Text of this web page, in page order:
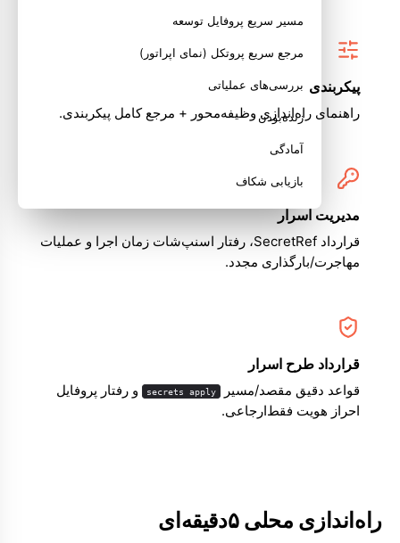
پیکربندی
راهنمای راه‌اندازی وظیفه‌محور + مرجع کامل پیکربندی.
مدیریت اسرار
قرارداد SecretRef، رفتار اسنپ‌شات زمان اجرا و عملیات
مهاجرت/بارگذاری مجدد.
قرارداد طرح اسرار
قواعد دقیق مقصد/مسیر secrets apply و رفتار پروفایل
احراز هویت فقط‌ارجاعی.
راه‌اندازی محلی ۵دقیقه‌ای
مسیر سریع پروفایل توسعه
مرجع سریع پروتکل (نمای اپراتور)
بررسی‌های عملیاتی
زنده‌بودن
آمادگی
بازیابی شکاف
نشانه‌های رایج خرابی
تضمین‌های ایمنی